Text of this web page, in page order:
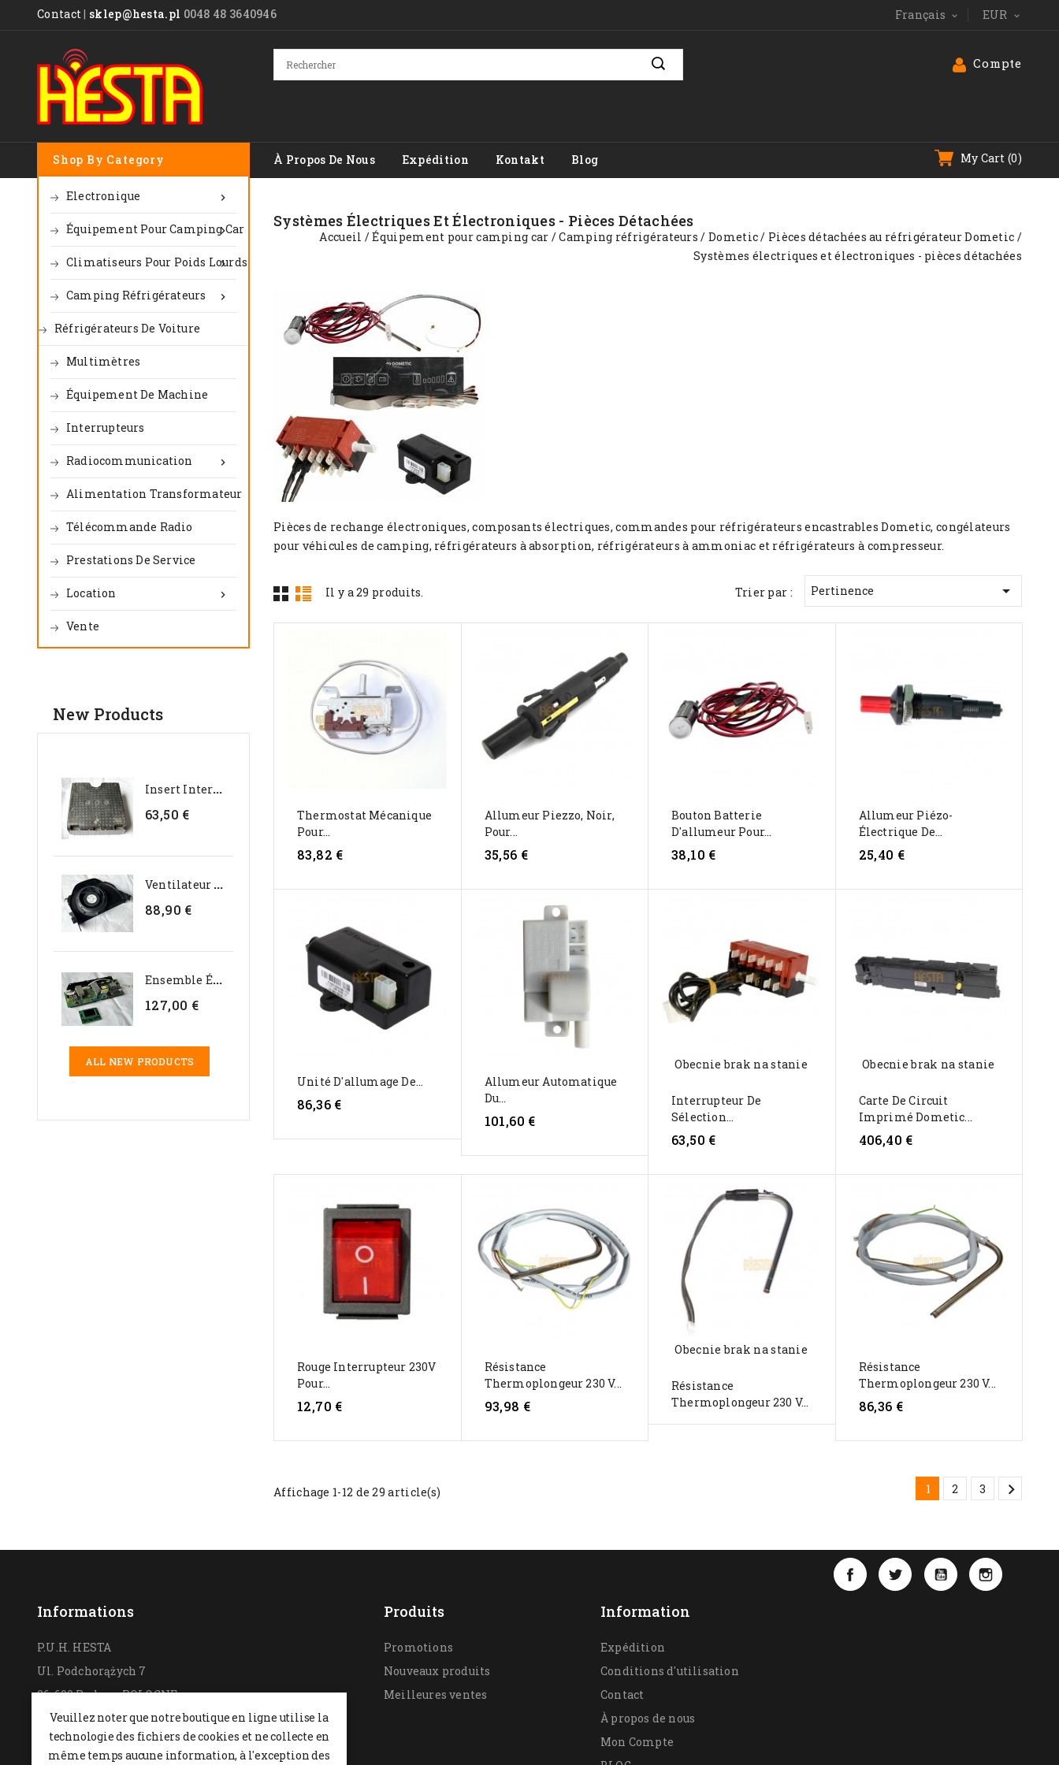
Contact| sklep@hesta.pl 0048 48 3640946 Français  EUR 
Compte
My Cart (0)
À Propos De Nous Expédition Kontakt Blog
Shop By Category

Electronique

Équipement Pour Camping Car

Climatiseurs Pour Poids Lourds

Camping Réfrigérateurs
Réfrigérateurs De Voiture
Multimètres
Équipement De Machine
Interrupteurs

Radiocommunication
Alimentation Transformateur
Télécommande Radio
Prestations De Service

Location
Vente
New Products
I
Nsert Interne En...
63,50 €
V
Entilateur D’évaporateur...
88,90 €
E
Nsemble Électronique...
127,00 €
ALL NEW PRODUCTS
Systèmes Électriques Et Électroniques - Pièces Détachées
Accueil Équipement pour camping car Camping réfrigérateurs Dometic
Pièces détachées au réfrigérateur Dometic
Systèmes électriques et électroniques - pièces détachées
Pièces de rechange électroniques, composants électriques, commandes pour réfrigérateurs encastrables Dometic, congélateurs
pour véhicules de camping, réfrigérateurs à absorption, réfrigérateurs à ammoniac et réfrigérateurs à compresseur.
Il y a 29 produits. Trier par : Pertinence 
Thermostat Mécanique
Pour...
83,82 €
Allumeur Piezzo, Noir,
Pour...
35,56 €
Bouton Batterie
D'allumeur Pour...
38,10 €
Allumeur Piézo-
Électrique De...
25,40 €
Unité D'allumage De...
86,36 €
Allumeur Automatique
Du...
101,60 €
Obecnie brak na stanie
Interrupteur De
Sélection...
63,50 €
Obecnie brak na stanie
Carte De Circuit
Imprimé Dometic...
406,40 €
Rouge Interrupteur 230V
Pour...
12,70 €
Résistance
Thermoplongeur 230 V...
93,98 €
Obecnie brak na stanie
Résistance
Thermoplongeur 230 V...
Résistance
Thermoplongeur 230 V...
86,36 €
Affichage 1-12 de 29 article(s) 1 2 3 
FacebookTwitterYouTube
Informations
P.U.H. HESTA
Ul. Podchorążych 7
26-600 Radom,POLOGNE
0048 48 364 09 46
+48 537-970-390
Produits
Promotions
Nouveaux produits
Meilleures ventes
Information
Expédition
Conditions d'utilisation
Contact
À propos de nous
Mon Compte
Veuillez noter que notre boutique en ligne utilise la
technologie des fichiers de cookies et ne collecte en
même temps aucune information, à l'exception des